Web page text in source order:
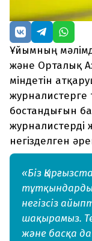
Ұйымның
және Орталық
міндетін
журналистерге
бостандығын
журналистерді
негізделген
«Біз
тұтқындарды
негізсіз
шақырамыз.
және басқа да